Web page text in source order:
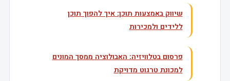
שיווק באמצעות תוכן: איך להפוך תוכן
ללידים ולמכירות
פרסום בטלוויזיה: האבולוציה ממסך המונים
למכונת טרגוט מדויקת